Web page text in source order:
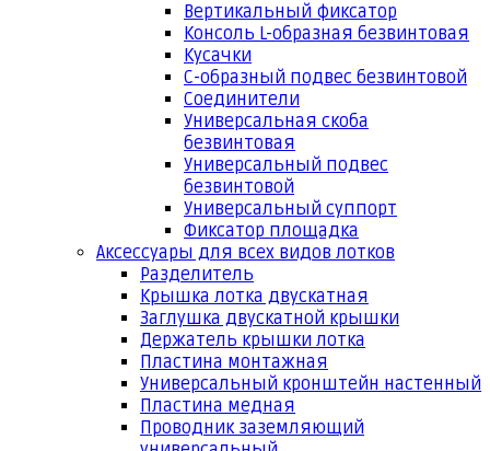
Вертикальный фиксатор
Консоль L-образная безвинтовая
Кусачки
С-образный подвес безвинтовой
Соединители
Универсальная скоба
безвинтовая
Универсальный подвес
безвинтовой
Универсальный суппорт
Фиксатор площадка
Аксессуары для всех видов лотков
Разделитель
Крышка лотка двускатная
Заглушка двускатной крышки
Держатель крышки лотка
Пластина монтажная
Универсальный кронштейн настенный
Пластина медная
Проводник заземляющий